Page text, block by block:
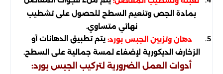
بمادة الجص وتنعيم السطح للحصول على تشطيب
نهائي متساوي.
دهان وتزيين الجبس بورد: يتم تطبيق الدهانات أو
الزخارف الديكورية لإضفاء لمسة جمالية على السطح.
أدوات العمل الضرورية لتركيب الجبس بورد: